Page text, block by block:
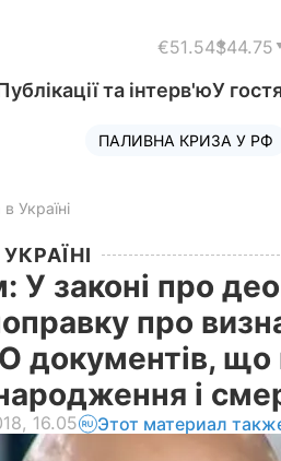
€51.54$44.75
та інтерв'юУ
ПАЛИВНА КРИЗА У РФ
в Україні
У законі про
про
документів, що
і
16.05 Этот материал